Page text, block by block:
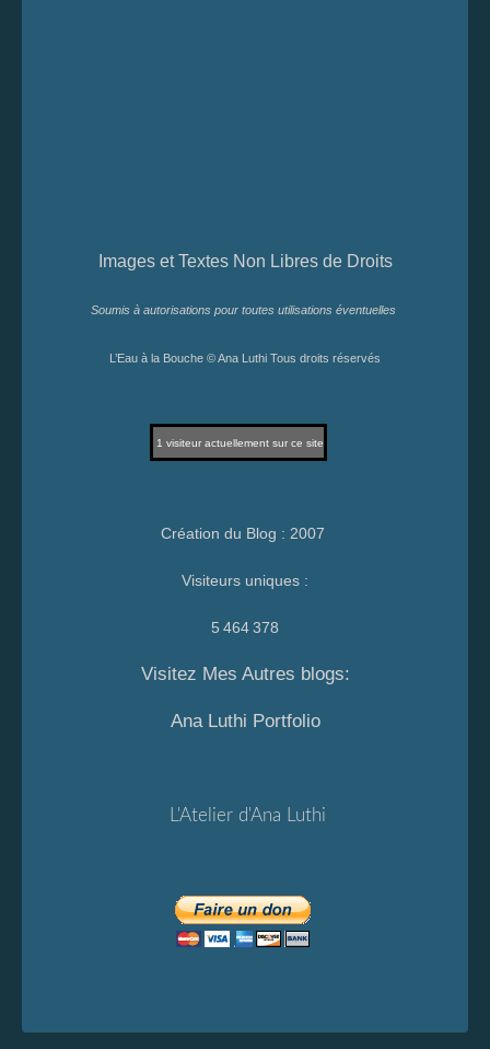
Images et Textes Non Libres de Droits
Soumis à autorisations pour toutes utilisations éventuelles
L’Eau à la Bouche © Ana Luthi Tous droits réservés
1 visiteur actuellement sur ce site
Création du Blog : 2007
Visiteurs uniques :
5 464 378
Visitez Mes Autres blogs:
Ana Luthi Portfolio
L'Atelier d'Ana Luthi